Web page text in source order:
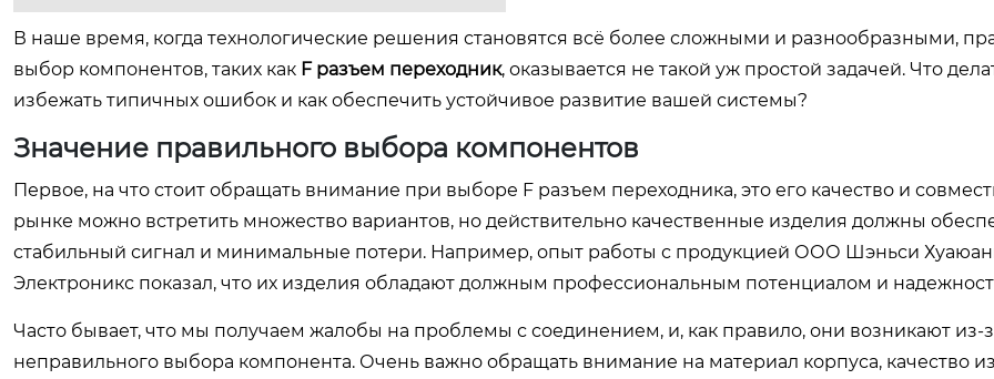
В наше время, когда технологические решения становятся всё более сложными и разнообразными,
выбор компонентов, таких как F разъем переходник, оказывается не такой уж простой задачей. Что
избежать типичных ошибок и как обеспечить устойчивое развитие вашей системы?
Значение правильного выбора компонентов
Первое, на что стоит обращать внимание при выборе F разъем переходника, это его качество и
рынке можно встретить множество вариантов, но действительно качественные изделия должны
стабильный сигнал и минимальные потери. Например, опыт работы с продукцией ООО Шэньси
Электроникс показал, что их изделия обладают должным профессиональным потенциалом и
Часто бывает, что мы получаем жалобы на проблемы с соединением, и, как правило, они возникают из-
неправильного выбора компонента. Очень важно обращать внимание на материал корпуса, качество